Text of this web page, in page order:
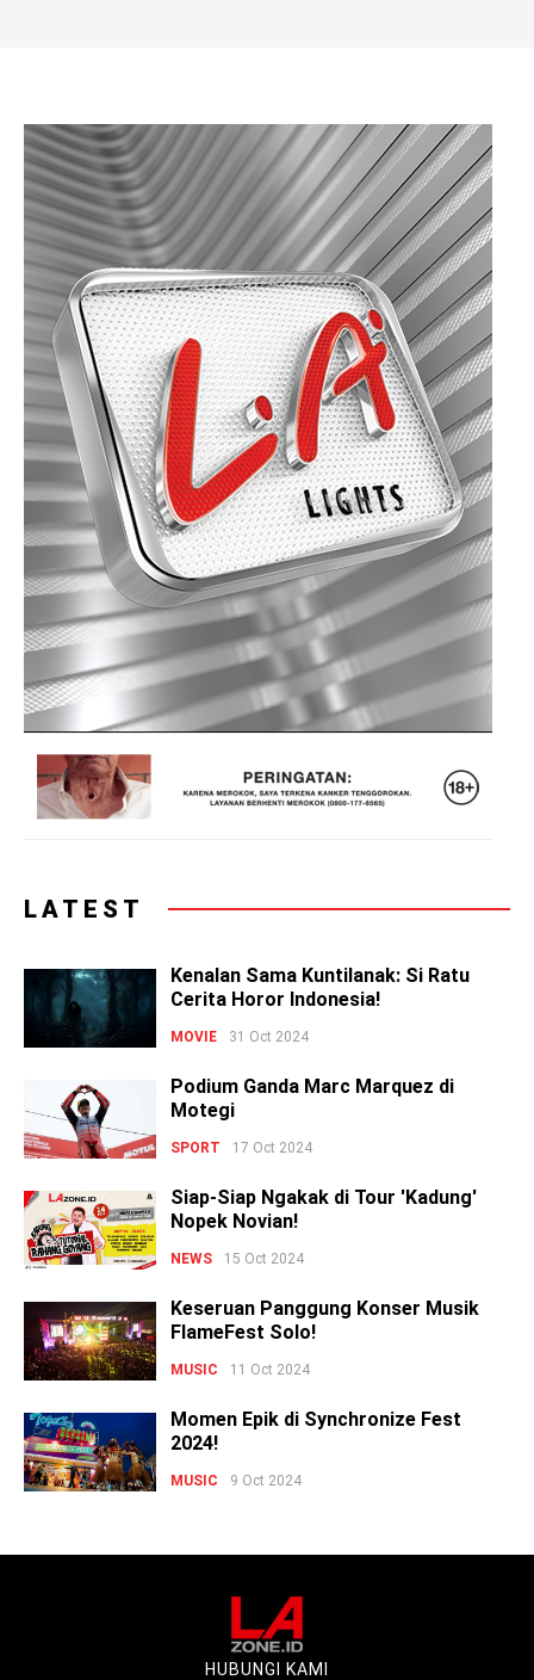
LATEST
Kenalan Sama Kuntilanak: Si Ratu
Cerita Horor Indonesia!
MOVIE 31 Oct 2024
Podium Ganda Marc Marquez di
Motegi
SPORT 17 Oct 2024
Siap-Siap Ngakak di Tour 'Kadung'
Nopek Novian!
NEWS 15 Oct 2024
Keseruan Panggung Konser Musik
FlameFest Solo!
MUSIC 11 Oct 2024
Momen Epik di Synchronize Fest
2024!
MUSIC 9 Oct 2024
HUBUNGI KAMI